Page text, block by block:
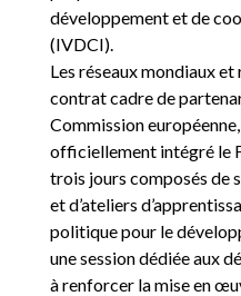
développement et de
(IVDCI).
Les réseaux mondiaux
contrat cadre de
Commission
officiellement intégré le
trois jours composés de
et d’ateliers
politique pour le
une session dédiée aux
à renforcer la mise en